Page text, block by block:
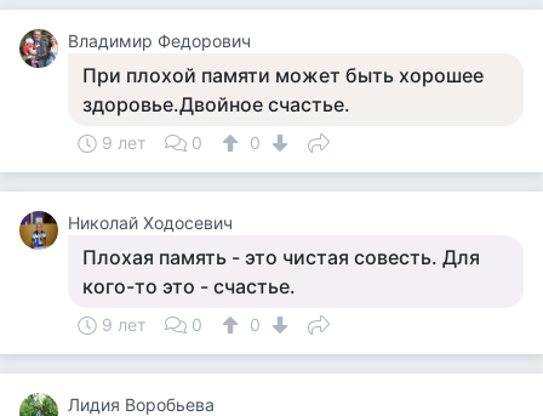
Владимир Федорович
При плохой памяти может быть хорошее
здоровье.Двойное счастье.
9 лет 0 0
Николай Ходосевич
Плохая память - это чистая совесть. Для
кого-то это - счастье.
9 лет 0 0
Лидия Воробьева